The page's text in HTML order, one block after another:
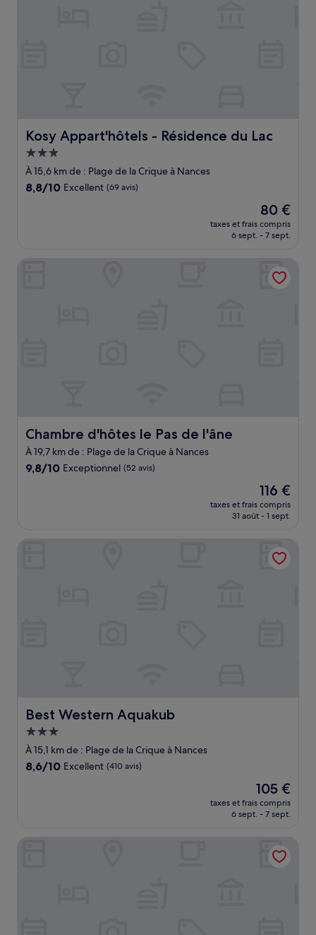
Kosy Appart'hôtels - Résidence du Lac
Kosy Appart'hôtels - Résidence du Lac
Hébergement
3.0 étoiles
À 15,6 km de : Plage de la Crique à Nances
8.8
8,8/10 Excellent (69 avis)
Le
nouveau
prix
de
80 €
80 €
taxes et frais compris
6 sept. - 7 sept.
Chambre d'hôtes le Pas de l'âne
Chambre d'hôtes le Pas de l'âne
À 19,7 km de : Plage de la Crique à Nances
9.8
9,8/10 Exceptionnel (52 avis)
Le
nouveau
prix
de
116 €
116 €
taxes et frais compris
31 août - 1 sept.
Best Western Aquakub
Best Western Aquakub
Hébergement
3.0 étoiles
À 15,1 km de : Plage de la Crique à Nances
8.6
8,6/10 Excellent (410 avis)
Le
nouveau
prix
de
105 €
105 €
taxes et frais compris
6 sept. - 7 sept.